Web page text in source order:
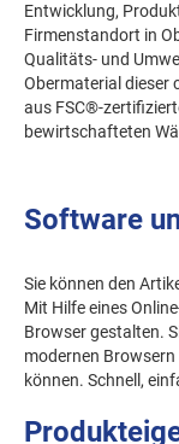
Entwicklung,
Firmenstandort in
Qualitäts- und
Obermaterial dieser
aus FSC®-
bewirtschafteten
Software
Sie können den
Mit Hilfe eines
Browser gestalten.
modernen
können. Schnell,